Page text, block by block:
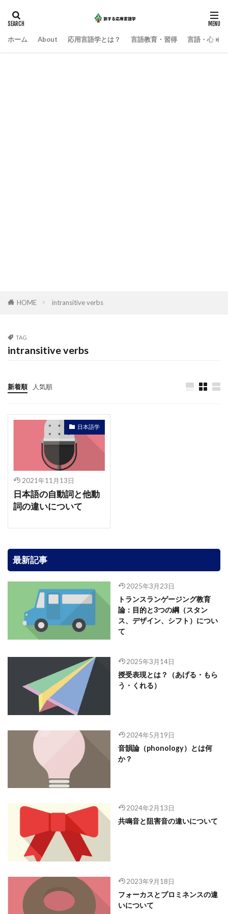
ホーム About 応用言語学とは？ 言語教育・習得 言語・心・
HOME intransitive verbs
TAG
intransitive verbs
新着順 人気順
日本語学
2021年11月13日
日本語の自動詞と他動
詞の違いについて
最新記事
2025年3月23日
トランスランゲージング教育
論：目的と3つの綱（スタン
ス、デザイン、シフト）につい
て
2025年3月14日
授受表現とは？（あげる・もら
う・くれる）
2024年5月19日
音韻論（phonology）とは何
か？
2024年2月13日
共鳴音と阻害音の違いについて
2023年9月18日
フォーカスとプロミネンスの違
いについて